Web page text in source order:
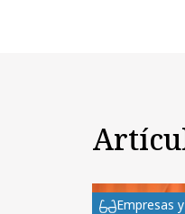
Empresas